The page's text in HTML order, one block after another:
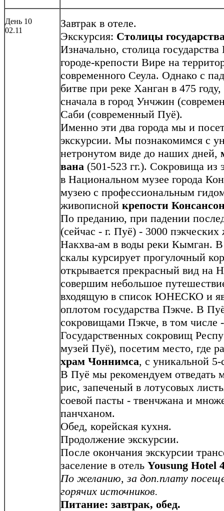
День 10
02.11
Завтрак в отеле.
Экскурсия: Столицы
Изначально, столица государства
городе-крепости Вире на
современного Сеула. Однако с
битве при реке Ханган в 475
сначала в город Унчжин
Саби (современный Пуё).
Именно эти два города мы и
экскурсии. Мы познакомимся с
нетронутом виде до наших дней,
вана (501-523 гг.). Сокровища из
в Национальном музее города
музею с профессиональным
живописной крепости
По преданию, при падении
(сейчас - г. Пуё) - 3000
Накхва-ам в воды реки Кымган. В
скалы курсирует прогулочный
открывается прекрасный вид на
совершим небольшое
входящую в список ЮНЕСКО и
оплотом государства Пэкче. В
сокровищами Пэкче, в том числе
Государственных сокровищ
музей Пуё), посетим место, где
храм Чоннимса, с уникальной 5-
В Пуё мы рекомендуем отведать
рис, запеченый в лотусовых
соевой пасты - твенчжана и
панчханом.
Обед, корейская кухня.
Продолжение экскурсии.
После окончания экскурсии
заселение в отель Yousung Hotel
По желанию, за доп.плату
горячих источников.
Питание: завтрак, обед.